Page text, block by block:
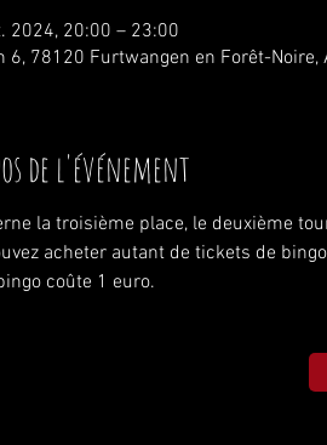
2024, 20:00 – 23:00
6, 78120 Furtwangen en Forêt-Noire,
de l'événement
la troisième place, le deuxième
acheter autant de tickets de
coûte 1 euro.